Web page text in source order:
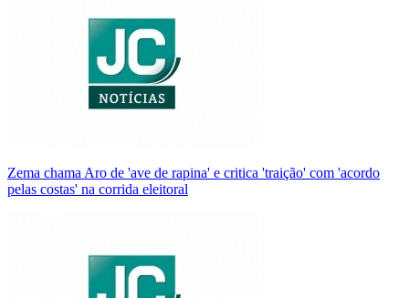
Zema chama Aro de 'ave de rapina' e critica 'traição' com 'acordo
pelas costas' na corrida eleitoral